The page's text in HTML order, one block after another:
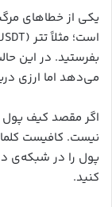
یکی از خطاهای
می‌دهد اما ارزی
اگر مقصد کیف
پول را در شبکه‌ی
کنید.